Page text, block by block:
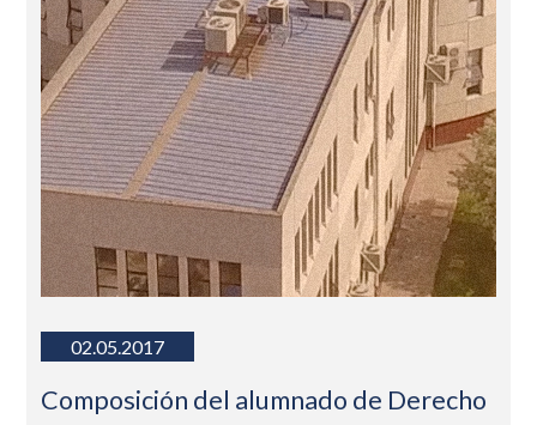
02.05.2017
Composición del alumnado de Derecho